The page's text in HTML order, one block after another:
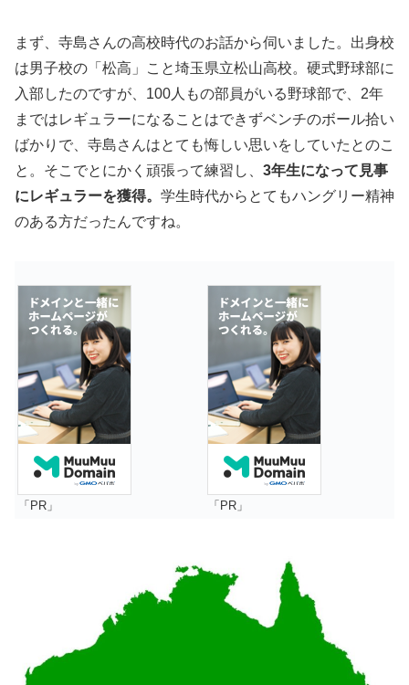
まず、寺島さんの高校時代のお話から伺いました。出身校
は男子校の「松高」こと埼玉県立松山高校。硬式野球部に
入部したのですが、100人もの部員がいる野球部で、2年
まではレギュラーになることはできずベンチのボール拾い
ばかりで、寺島さんはとても悔しい思いをしていたとのこ
と。そこでとにかく頑張って練習し、 3年生になって見事
にレギュラーを獲得。 学生時代からとてもハングリー精神
のある方だったんですね。
「PR」 「PR」